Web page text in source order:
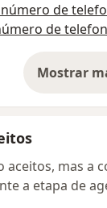
de
de
Mostrar
aceitos, mas a
a etapa de